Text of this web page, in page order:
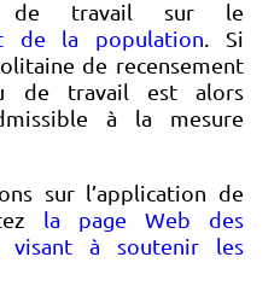
de travail sur le
de la population . Si
de recensement
de travail est alors
à la mesure
sur l’application de
la page Web des
visant à soutenir les